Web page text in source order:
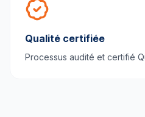
Qualité certifiée
Processus audité et certifié